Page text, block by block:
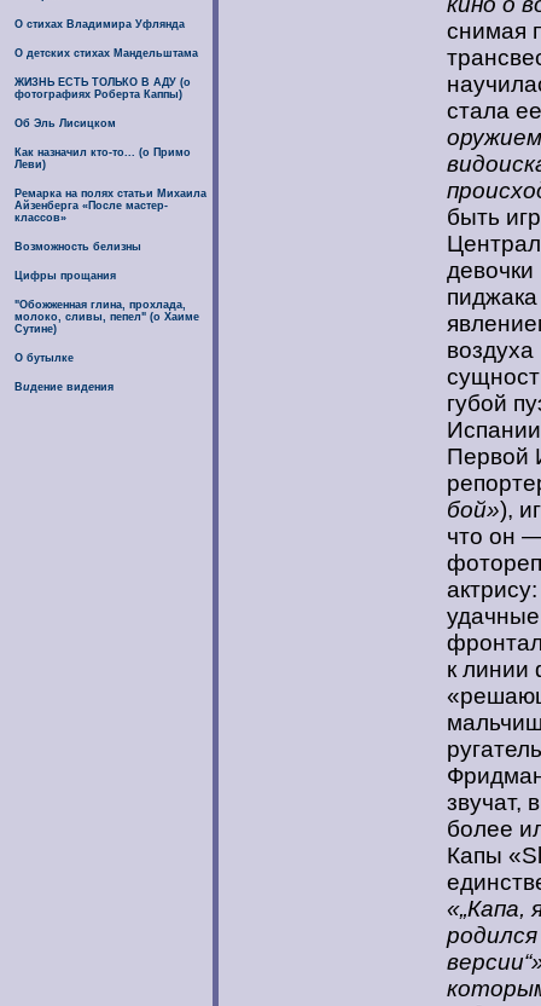
О стихах Владимира Уфлянда
О детских стихах Мандельштама
ЖИЗНЬ ЕСТЬ ТОЛЬКО В АДУ (о
фотографиях Роберта Каппы)
Об Эль Лисицком
Как назначил кто-то... (о Примо
Леви)
Ремарка на полях статьи Михаила
Айзенберга «После мастер-
классов»
Возможность белизны
Цифры прощания
"Обожженная глина, прохлада,
молоко, сливы, пепел" (о Хаиме
Сутине)
О бутылке
Видение видения
снимая
стала
быть
губой
Первой
бой»),
что он
к линии
звучат,
более
Капы
«„Капа,